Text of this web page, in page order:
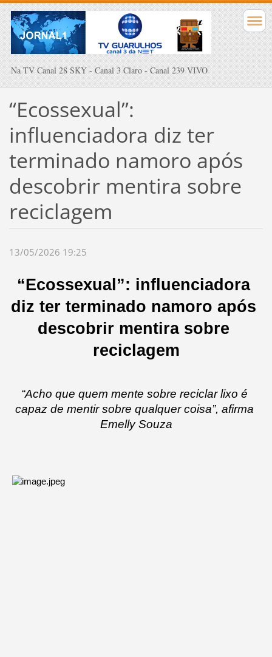
Na TV Canal 28 SKY - Canal 3 Claro - Canal 239 VIVO
“Ecossexual”:
influenciadora diz ter
terminado namoro após
descobrir mentira sobre
reciclagem
13/05/2026 19:25
“Ecossexual”: influenciadora
diz ter terminado namoro após
descobrir mentira sobre
reciclagem
“Acho que quem mente sobre reciclar lixo é
capaz de mentir sobre qualquer coisa”, afirma
Emelly Souza